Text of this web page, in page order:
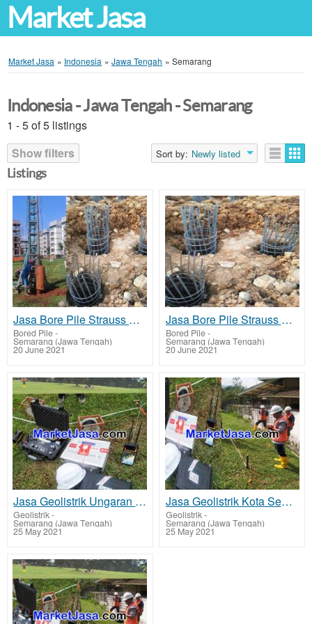
Market Jasa
Market Jasa » Indonesia » Jawa Tengah » Semarang
Indonesia - Jawa Tengah - Semarang
1 - 5 of 5 listings
Show filters
Sort by: Newly listed
Listings
Jasa Bore Pile Strauss Pile Semarang
Bored Pile-
Semarang (Jawa Tengah)
20 June 2021
Jasa Bore Pile Strauss Pile Ungaran - Semarang
Bored Pile-
Semarang (Jawa Tengah)
20 June 2021
Jasa Geolistrik Ungaran - Semarang Mencari Sumber Lapisan Air Bawah Tanah Tarif Biaya Per Titik Mura
Geolistrik-
Semarang (Jawa Tengah)
25 May 2021
Jasa Geolistrik Kota Semarang Mencari Sumber Mata Air Bawah Tanah Tarif Biaya Per Titik Murah
Geolistrik-
Semarang (Jawa Tengah)
25 May 2021